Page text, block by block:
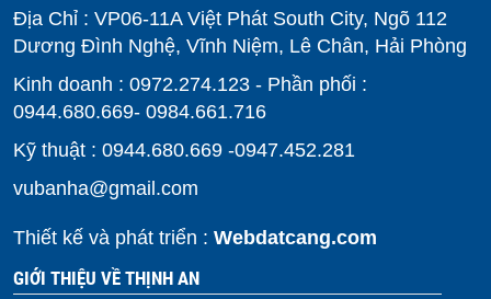
Địa Chỉ : VP06-11A Việt Phát South City, Ngõ 112
Dương Đình Nghệ, Vĩnh Niệm, Lê Chân, Hải Phòng
Kinh doanh : 0972.274.123 - Phần phối :
0944.680.669- 0984.661.716
Kỹ thuật : 0944.680.669 -0947.452.281
vubanha@gmail.com
Thiết kế và phát triển : Webdatcang.com
GIỚI THIỆU VỀ THỊNH AN